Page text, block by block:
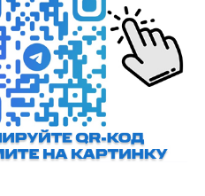
соглашение
материалов